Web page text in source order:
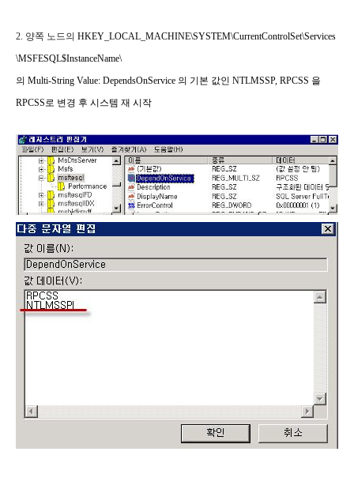
2. 양쪽 노드의 HKEY_LOCAL_MACHINE\SYSTEM\CurrentControlSet\Services
\MSFESQL$InstanceName\
의 Multi-String Value: DependsOnService 의 기본 값인 NTLMSSP, RPCSS 을
RPCSS로 변경 후 시스템 재 시작